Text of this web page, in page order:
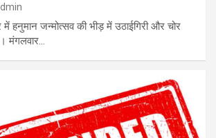
में हनुमान जन्मोत्सव की भीड़ में उठाईगिरी और चोर
मंगलवार…